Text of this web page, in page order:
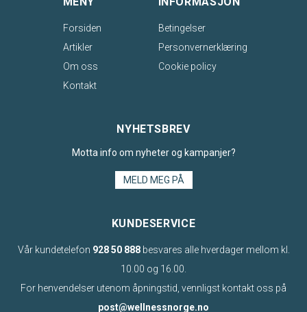
Forsiden
Artikler
Om oss
Kontakt
Betingelser
Personvernerklæring
Cookie policy
NYHETSBREV
Motta info om nyheter og kampanjer?
MELD MEG PÅ
KUNDESERVICE
Vår kundetelefon 928 50 888besvares alle hverdager mellom kl.
10.00 og 16.00.
For henvendelser utenom åpningstid, vennligst kontakt oss på
post@wellnessnorge.no